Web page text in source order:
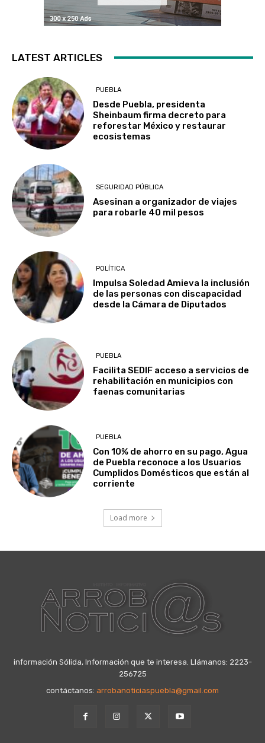
LATEST ARTICLES
PUEBLA
Desde Puebla, presidenta
Sheinbaum firma decreto para
reforestar México y restaurar
ecosistemas
SEGURIDAD PÚBLICA
Asesinan a organizador de viajes
para robarle 40 mil pesos
POLÍTICA
Impulsa Soledad Amieva la inclusión
de las personas con discapacidad
desde la Cámara de Diputados
PUEBLA
Facilita SEDIF acceso a servicios de
rehabilitación en municipios con
faenas comunitarias
PUEBLA
Con 10% de ahorro en su pago, Agua
de Puebla reconoce a los Usuarios
Cumplidos Domésticos que están al
corriente
Load more
información Sólida, Información que te interesa. Llámanos: 2223-
256725
contáctanos: arrobanoticiaspuebla@gmail.com